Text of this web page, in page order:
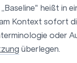
heißt in
Kontext sofort
oder
überlegen.